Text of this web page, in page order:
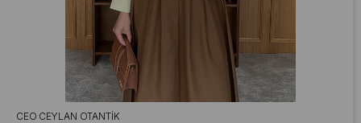
CEO CEYLAN OTANTIK